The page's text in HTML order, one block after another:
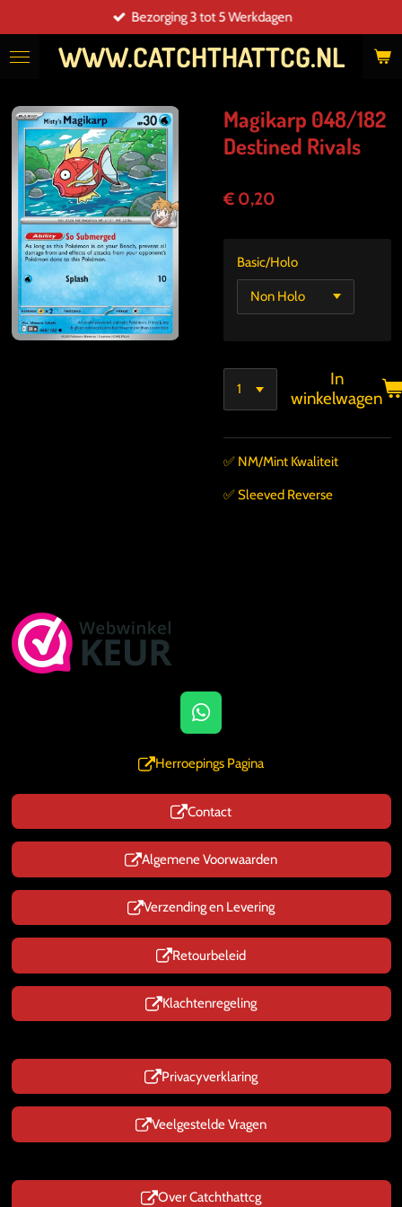
direct
naar
WWW.CATCHTHATTCG.NL
Bezorging 3 tot 5 Werkdagen
Magikarp 048/182
Destined Rivals
€ 0,20
Basic/Holo
In
winkelwagen
✅️ NM/Mint Kwaliteit
✅️ Sleeved Reverse
W
h
a
s
A
p
p
Herroepings Pagina
Contact
Algemene Voorwaarden
Verzending en Levering
Retourbeleid
Klachtenregeling
Privacyverklaring
Veelgestelde Vragen
Over Catchthattcg